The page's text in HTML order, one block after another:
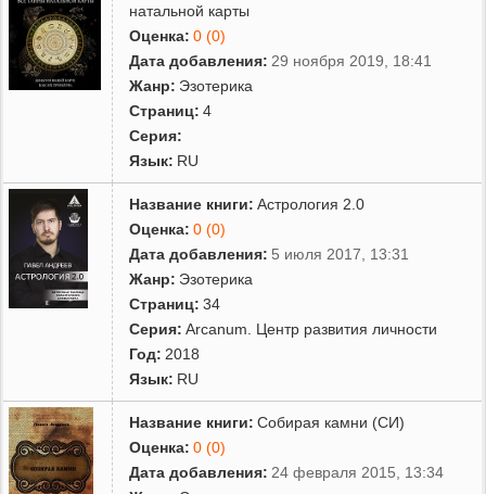
натальной карты
Оценка: 0 (0)
Дата добавления: 29 ноября 2019, 18:41
Жанр: Эзотерика
Страниц: 4
Серия:
Язык: RU
Название книги: Астрология 2.0
Оценка: 0 (0)
Дата добавления: 5 июля 2017, 13:31
Жанр: Эзотерика
Страниц: 34
Серия: Arcanum. Центр развития личности
Год: 2018
Язык: RU
Название книги: Собирая камни (СИ)
Оценка: 0 (0)
Дата добавления: 24 февраля 2015, 13:34